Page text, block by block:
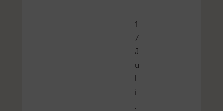
1
7
J
u
l
i
,